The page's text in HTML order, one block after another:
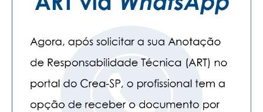
CONVÊNIOS
PLANO DE SAÚDE
SEESPPREV